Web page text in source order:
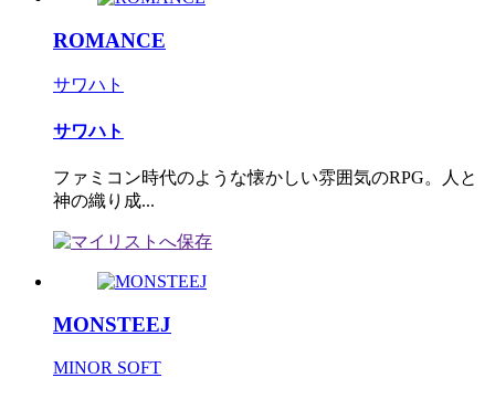
ROMANCE
サワハト
サワハト
ファミコン時代のような懐かしい雰囲気のRPG。人と
神の織り成...
MONSTEEJ
MINOR SOFT